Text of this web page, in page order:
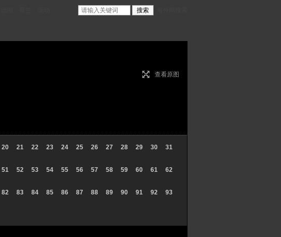
查看原图
20 21 22 23 24 25 26 27 28 29 30 31
51 52 53 54 55 56 57 58 59 60 61 62
82 83 84 85 86 87 88 89 90 91 92 93